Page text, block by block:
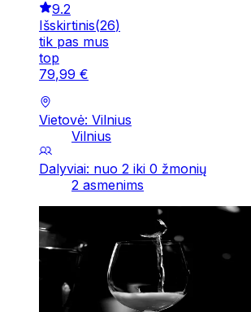
9.2
Išskirtinis(26)
tik pas mus
top
79,99 €
Vietovė: Vilnius
Vilnius
Dalyviai: nuo 2 iki 0 žmonių
2 asmenims